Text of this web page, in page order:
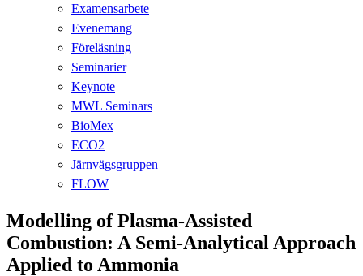
Examensarbete
Evenemang
Föreläsning
Seminarier
Keynote
MWL Seminars
BioMex
ECO2
Järnvägsgruppen
FLOW
Modelling of Plasma-Assisted
Combustion: A Semi-Analytical Approach
Applied to Ammonia